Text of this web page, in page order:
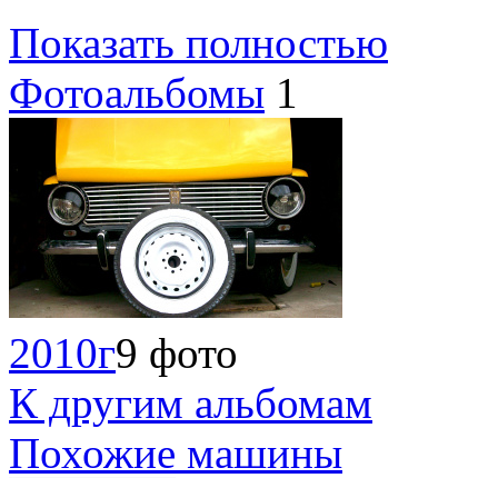
Показать полностью
Фотоальбомы 1
2010г9 фото
К другим альбомам
Похожие машины